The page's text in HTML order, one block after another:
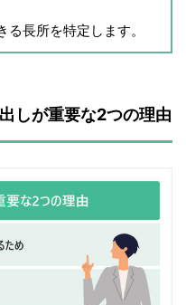
長所を特定します。
しが重要な2つの理由